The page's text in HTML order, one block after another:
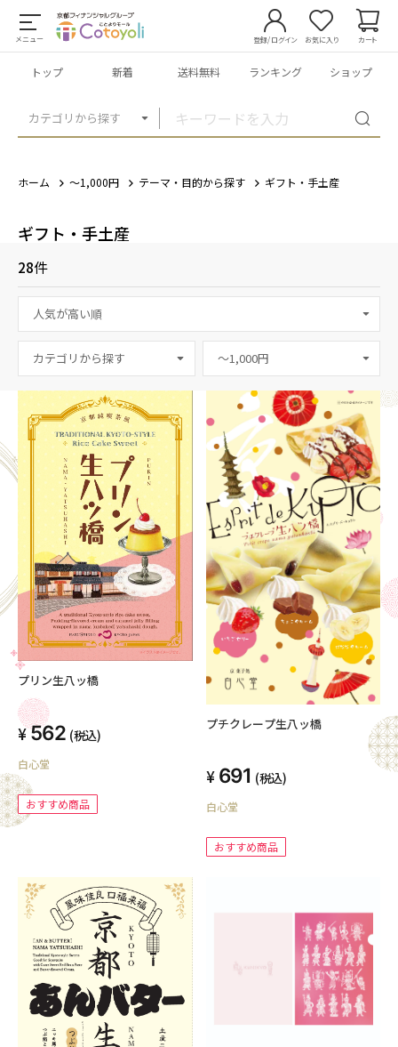
メニュー
カテゴリから探す
登録/ログイン お気に入り カート
トップ 新着 送料無料 ランキング ショップ
ホーム ～1,000円 テーマ・目的から探す ギフト・手土産
ギフト・手土産
28件
カテゴリから探す
プリン生八ッ橋
562 (税込)
白心堂
おすすめ商品
プチクレープ生八ッ橋
691 (税込)
白心堂
おすすめ商品